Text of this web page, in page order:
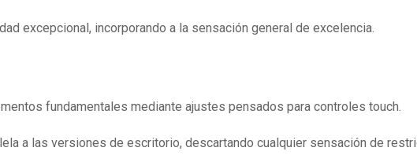
excepcional, incorporando a la sensación general de excelencia.
fundamentales mediante ajustes pensados para controles touch.
a las versiones de escritorio, descartando cualquier sensación de